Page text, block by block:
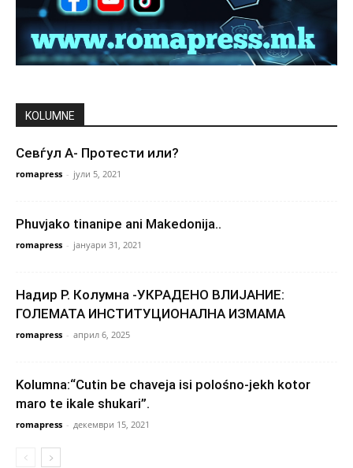
KOLUMNE
Севѓул А- Протести или?
romapress - јули 5, 2021
Phuvjako tinanipe ani Makedonija..
romapress - јануари 31, 2021
Надир Р. Колумна -УКРАДЕНО ВЛИЈАНИЕ:
ГОЛЕМАТА ИНСТИТУЦИОНАЛНА ИЗМАМА
romapress - април 6, 2025
Kolumna:“Cutin be chaveja isi polośno-jekh kotor
maro te ikale shukari”.
romapress - декември 15, 2021